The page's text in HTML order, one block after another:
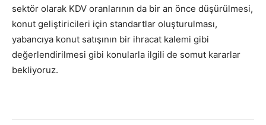
sektör olarak KDV oranlarının da bir an önce düşürülmesi,
konut geliştiricileri için standartlar oluşturulması,
yabancıya konut satışının bir ihracat kalemi gibi
değerlendirilmesi gibi konularla ilgili de somut kararlar
bekliyoruz.